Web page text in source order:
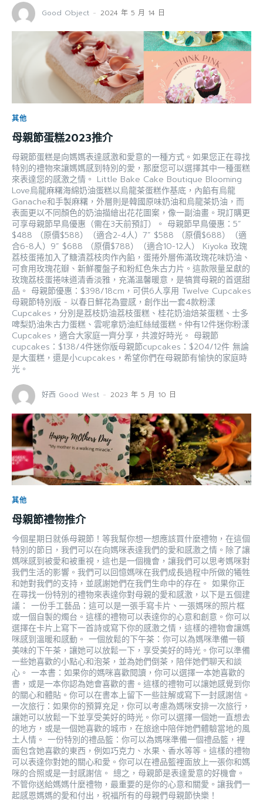
Good Object - 2024 年 5 月 14 日
其他
母親節蛋糕2023推介
母親節蛋糕是向媽媽表達感激和愛意的一種方式。如果您正在尋找
特別的禮物來讓媽媽感到特別的愛，那麼您可以選擇其中一種蛋糕
來表達您的感激之情。 Little Bake Cake Boutique Blooming
Love烏龍麻糬海綿奶油蛋糕以烏龍茶蛋糕作基底，內餡有烏龍
Ganache和手製麻糬，外層則是韓國原味奶油和烏龍茶奶油，而
表面更以不同顏色的奶油描繪出花花圖案，像一副油畫。現訂購更
可享母親節早鳥優惠（需在3天前預訂）。 母親節早鳥優惠：5”
$488 （原價$588）（適合2-4人）7” $588 （原價$688）（適
合6-8人）9” $688 （原價$788）（適合10-12人） Kiyoka 玫瑰
荔枝蛋捲加入了糖漬荔枝肉作內餡，蛋捲外層佈滿玫瑰花味奶油、
可食用玫瑰花瓣、新鮮覆盤子和粉紅色朱古力片。這款限量呈獻的
玫瑰荔枝蛋捲味道清香淡雅，充滿溫馨暖意，是犒賞母親的首選甜
品。 母親節優惠：$398/18cm，可供6人享用 Twelve Cupcakes
母親節特別版 - 以春日鮮花為靈感，創作出一套4款粉漾
Cupcakes，分別是荔枝奶油荔枝蛋糕、桂花奶油焙茶蛋糕、士多
啤梨奶油朱古力蛋糕、雲呢拿奶油紅絲絨蛋糕。仲有12件迷你粉漾
Cupcakes，適合大家庭一齊分享，共渡好時光。 母親節
cupcakes：$138/4件迷你版母親節cupcakes：$204/12件 無論
是大蛋糕，還是小cupcakes，希望你們在母親節有愉快的家庭時
光。
好西 Good West - 2023 年 5 月 10 日
其他
母親節禮物推介
今個星期日就係母親節！等我幫你想一想應該買什麼禮物，在這個
特別的節日，我們可以在向媽咪表達我們的愛和感激之情。除了讓
媽咪感到被愛和被重視，這也是一個機會，讓我們可以思考媽咪對
我們生活的影響。我們可以回憶媽咪在我們成長過程中所做的犧牲
和她對我們的支持，並感謝她們在我們生命中的存在。 如果你正
在尋找一份特別的禮物來表達你對母親的愛和感激，以下是五個建
議： 一份手工藝品：這可以是一張手寫卡片、一張媽咪的照片框
或一個自製的燭台。這樣的禮物可以表達你的心意和創意。你可以
選擇在卡片上寫下一首詩或寫下你的感激之情，這樣的禮物會讓媽
咪感到溫暖和感動。 一個放鬆的下午茶：你可以為媽咪準備一頓
美味的下午茶，讓她可以放鬆一下，享受美好的時光。你可以準備
一些她喜歡的小點心和泡茶，並為她們倒茶，陪伴她們聊天和談
心。 一本書：如果你的媽咪喜歡閱讀，你可以選擇一本她喜歡的
書，或是一本你認為她會喜歡的書。這樣的禮物可以讓她感覺到你
的關心和體貼。你可以在書本上留下一些註解或寫下一封感謝信。
一次旅行：如果你的預算充足，你可以考慮為媽咪安排一次旅行，
讓她可以放鬆一下並享受美好的時光。你可以選擇一個她一直想去
的地方，或是一個她喜歡的城市，在旅途中陪伴她們體驗當地的風
土人情。 一份特別的禮品籃：你可以為媽咪準備一個禮品籃，裡
面包含她喜歡的東西，例如巧克力、水果、香水等等。這樣的禮物
可以表達你對她的關心和愛。你可以在禮品籃裡面放上一張你和媽
咪的合照或是一封感謝信。 總之，母親節是表達愛意的好機會。
不管你送給媽媽什麼禮物，最重要的是你的心意和關愛。讓我們一
起感恩媽媽的愛和付出，祝福所有的母親們母親節快樂！